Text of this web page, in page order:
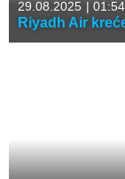
29.08.2025 | 01:54
Riyadh Air